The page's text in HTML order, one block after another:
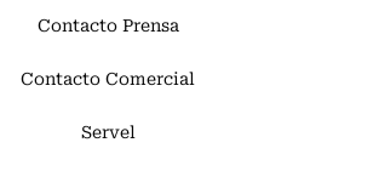
Contacto Prensa
Contacto Comercial
Servel